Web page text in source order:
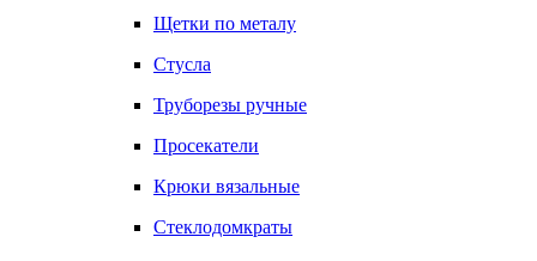
Щетки по металу
Стусла
Труборезы ручные
Просекатели
Крюки вязальные
Стеклодомкраты